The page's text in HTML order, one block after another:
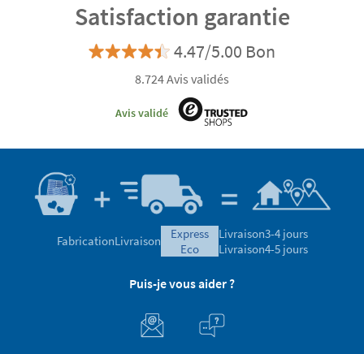
Satisfaction garantie
4.47/5.00 Bon
8.724 Avis validés
Avis validé
FabricationLivraison
express
eco
Livraison3-4 jours
Livraison4-5 jours
Puis-je vous aider ?